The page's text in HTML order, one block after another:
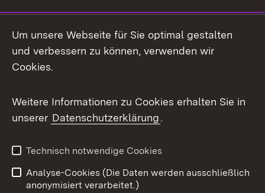
Facebook
X / Twitter
Youtube
Impressum
Kontakt
Um unsere Webseite für Sie optimal gestalten
und verbessern zu können, verwenden wir
Cookies.
Weitere Informationen zu Cookies erhalten Sie in
unserer Datenschutzerklärung.
Technisch notwendige Cookies
Analyse-Cookies (Die Daten werden ausschließlich
anonymisiert verarbeitet.)